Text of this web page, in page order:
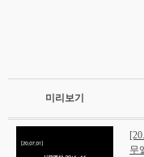
미리보기
무